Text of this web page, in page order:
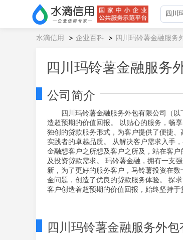
水滴信用 > 企业百科 > 四川玛铃薯金融服务
四川玛铃薯金融服务
公司简介
四川玛铃薯金融服务外包有限公司（
造超预期的价值回报。 以贴心的服务，畅
独创的贷款服务形式，为客户提供了便捷
实践者的卓越品质。 从解决客户需求入手
金融想客户之所想及客户之所及，站在客
及投资贷款需求。 玛铃薯金融，拥有一支
新，为了更好的服务客户，马铃薯投资在
金问题，创造了优良的贷款服务体验。 探
客户创造着超预期的价值回报，始终坚持
四川玛铃薯金融服务外